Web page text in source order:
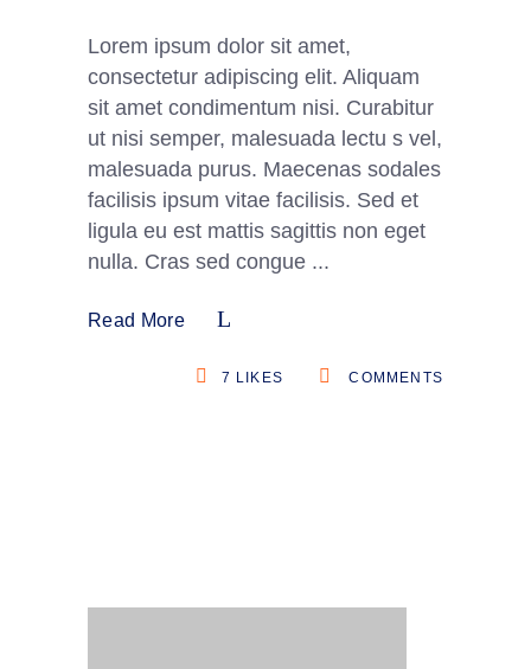
Lorem ipsum dolor sit amet,
consectetur adipiscing elit. Aliquam
sit amet condimentum nisi. Curabitur
ut nisi semper, malesuada lectu s vel,
malesuada purus. Maecenas sodales
facilisis ipsum vitae facilisis. Sed et
ligula eu est mattis sagittis non eget
nulla. Cras sed congue
Read More
COMMENTS
7 LIKES